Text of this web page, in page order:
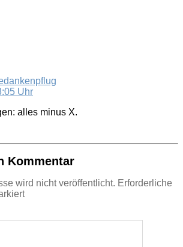
Uhr
alles minus X.
Kommentar
wird nicht veröffentlicht. Erforderliche